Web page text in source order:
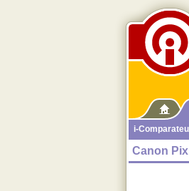
i-
Canon